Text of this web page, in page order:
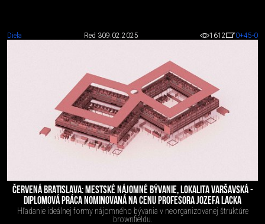
Diela Red 309.02.2025 1612 0+45-0
ČERVENÁ BRATISLAVA: MESTSKÉ NÁJOMNÉ BÝVANIE, LOKALITA VARŠAVSKÁ -
DIPLOMOVÁ PRÁCA NOMINOVANÁ NA CENU PROFESORA JOZEFA LACKA
Hľadanie ideálnej formy nájomného bývania v neorganizovanej štruktúre
brownfieldu.